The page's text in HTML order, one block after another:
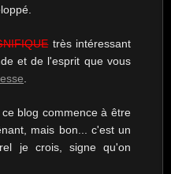
très intéressant
et de l'esprit que vous
blog commence à être
mais bon... c'est un
je crois, signe qu'on